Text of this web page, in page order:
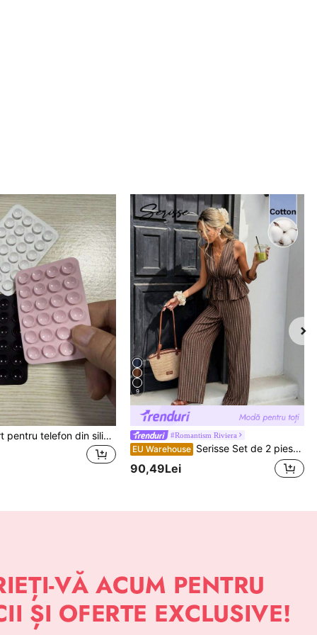
5 buc. suport pentru telefon din silicon cu ventuză, suport lipicios pentru telefon, suport adeziv pentru telefon (înainte de utilizare, vă rugăm să curățați cu atenție suprafața pentru a vă asigura că este curată și plată; așteptați 30 de minute după lipire înainte de utilizare), accesoriu indispensabil
9
#Romantism Riviera
EU Warehouse Serisse Set de 2 piese pentru femei, pantaloni casual cu dungi, ținută pentru ieșiri în oraș
90,49Lei
APLICAȚIE